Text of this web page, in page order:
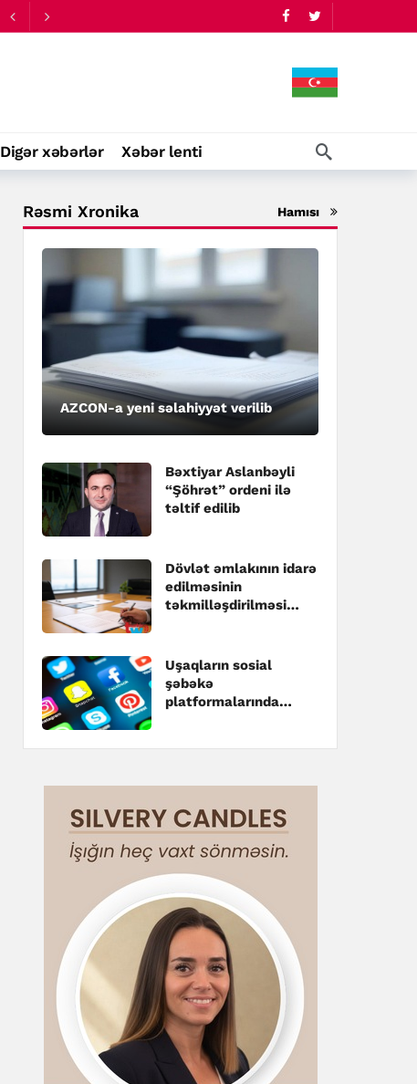
Digər xəbərlər Xəbər lenti
Rəsmi Xronika Hamısı
AZCON-a yeni səlahiyyət verilib
Bəxtiyar Aslanbəyli
“Şöhrət” ordeni ilə
təltif edilib
Dövlət əmlakının idarə
edilməsinin
təkmilləşdirilməsi
edilib
Uşaqların sosial
şəbəkə
platformalarında